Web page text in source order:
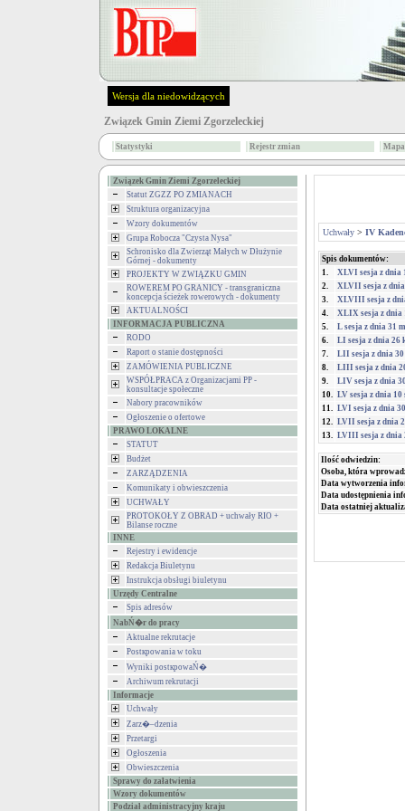
Wersja dla niedowidzących
Związek Gmin Ziemi Zgorzeleckiej
Statystyki Rejestr zmian
Związek Gmin Ziemi Zgorzeleckiej
Statut ZGZZ PO ZMIANACH
Struktura organizacyjna
Wzory dokumentów
Grupa Robocza "Czysta Nysa"
Schronisko dla Zwierząt Małych w Dłużynie
Górnej - dokumenty
PROJEKTY W ZWIĄZKU GMIN
ROWEREM PO GRANICY - transgraniczna
koncepcja ścieżek rowerowych - dokumenty
AKTUALNOŚCI
INFORMACJA PUBLICZNA
RODO
Raport o stanie dostępności
ZAMÓWIENIA PUBLICZNE
WSPÓŁPRACA z Organizacjami PP -
konsultacje społeczne
Nabory pracowników
Ogłoszenie o ofertowe
PRAWO LOKALNE
STATUT
Budżet
ZARZĄDZENIA
Komunikaty i obwieszczenia
UCHWAŁY
PROTOKOŁY Z OBRAD + uchwały RIO +
Bilanse roczne
INNE
Rejestry i ewidencje
Redakcja Biuletynu
Instrukcja obsługi biuletynu
Urzędy Centralne
Spis adresów
NabŃ�r do pracy
Aktualne rekrutacje
Postкpowania w toku
Wyniki postкpowaŃ�
Archiwum rekrutacji
Informacje
Uchwały
Zarz�–dzenia
Przetargi
Ogłoszenia
Obwieszczenia
Sprawy do załatwienia
Wzory dokumentów
Podział administracyjny kraju
Uchwały > IV
Spis dokumentów:
1.
XLVI sesja z dnia
2.
XLVII sesja z
3.
XLVIII sesja z
4.
XLIX sesja z dnia
5.
L sesja z dnia 31
6.
LI sesja z dnia 26
7.
LII sesja z dnia
8.
LIII sesja z dnia
9.
LIV sesja z dnia
10. LV sesja z dnia
11. LVI sesja z dnia
12. LVII sesja z dnia
13. LVIII sesja z dnia
Ilość odwiedzin:
Osoba, która
Data wytworzenia
Data udostępnienia
Data ostatniej